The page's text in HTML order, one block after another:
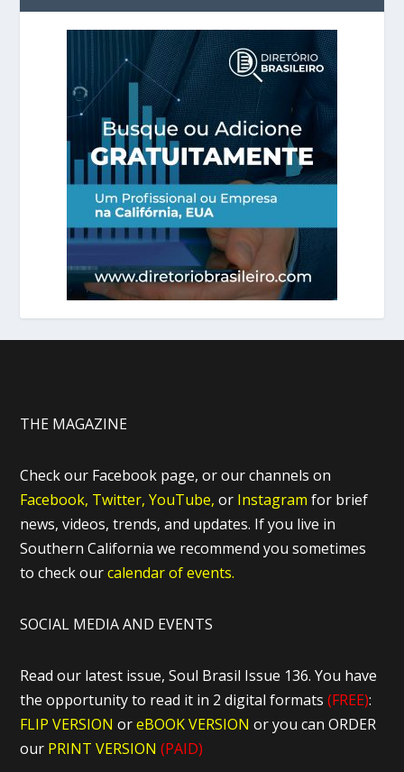
THE MAGAZINE
Check our Facebook page, or our channels on
Facebook, Twitter, YouTube, or Instagram for brief
news, videos, trends, and updates. If you live in
Southern California we recommend you sometimes
to check ourcalendar of events.
SOCIAL MEDIA AND EVENTS
Read our latest issue, Soul Brasil Issue 136. You have
the opportunity to read it in 2 digital formats(FREE):
FLIP VERSION oreBOOK VERSIONor you can ORDER
our PRINT VERSION (PAID)